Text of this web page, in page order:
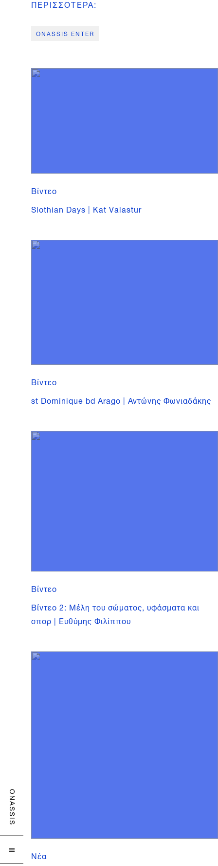
ONASSIS

ΠΕΡΙΣΣΟΤΕΡΑ:
ONASSIS ENTER
Βίντεο
Slothian Days | Kat Valastur
Βίντεο
st Dominique bd Arago | Αντώνης Φωνιαδάκης
Βίντεο
Βίντεο 2: Μέλη του σώματος, υφάσματα και
σπορ | Ευθύμης Φιλίππου
Νέα